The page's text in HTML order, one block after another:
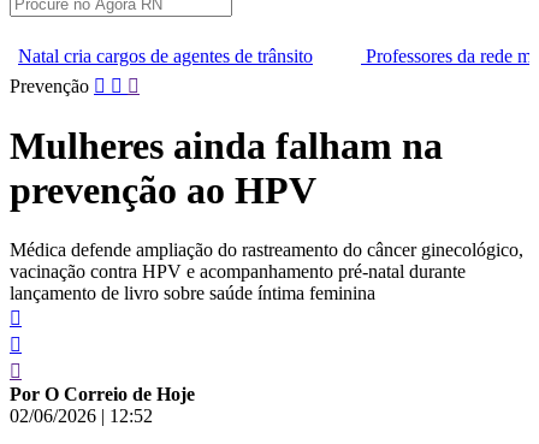
de trânsito
Professores da rede municipal de Natal
Pular
conteúdo
Prevenção
Mulheres ainda falham na
prevenção ao HPV
Médica defende ampliação do rastreamento do câncer ginecológico,
vacinação contra HPV e acompanhamento pré-natal durante
lançamento de livro sobre saúde íntima feminina
Por O Correio de Hoje
02/06/2026 | 12:52